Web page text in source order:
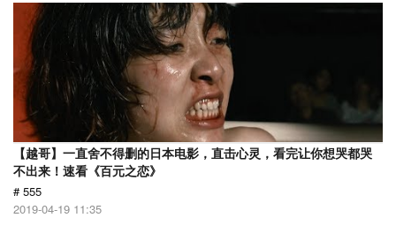
【越哥】一直舍不得删的日本电影，直击心灵，看完让你想哭都哭
不出来！速看《百元之恋》
# 555
2019-04-19 11:35